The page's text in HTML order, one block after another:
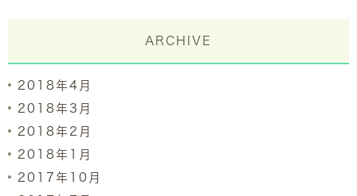
ARCHIVE
2018年4月
2018年3月
2018年2月
2018年1月
2017年10月